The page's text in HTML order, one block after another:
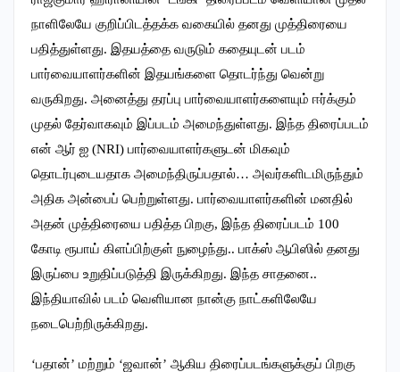
நாளிலேயே குறிப்பிடத்தக்க வகையில் தனது முத்திரையை
பதித்துள்ளது. இதயத்தை வருடும் கதையுடன் படம்
பார்வையாளர்களின் இதயங்களை தொடர்ந்து வென்று
வருகிறது. அனைத்து தரப்பு பார்வையாளர்களையும் ஈர்க்கும்
முதல் தேர்வாகவும் இப்படம் அமைந்துள்ளது. இந்த திரைப்படம்
என் ஆர் ஐ (NRI) பார்வையாளர்களுடன் மிகவும்
தொடர்புடையதாக அமைந்திருப்பதால்… அவர்களிடமிருந்தும்
அதிக அன்பைப் பெற்றுள்ளது. பார்வையாளர்களின் மனதில்
அதன் முத்திரையை பதித்த பிறகு, இந்த திரைப்படம் 100
கோடி ரூபாய் கிளப்பிற்குள் நுழைந்து.. பாக்ஸ் ஆபிஸில் தனது
இருப்பை உறுதிப்படுத்தி இருக்கிறது. இந்த சாதனை..
இந்தியாவில் படம் வெளியான நான்கு நாட்களிலேயே
நடைபெற்றிருக்கிறது.
‘பதான்’ மற்றும் ‘ஜவான்’ ஆகிய திரைப்படங்களுக்குப் பிறகு